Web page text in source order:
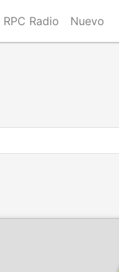
RPC Radio Nuevo